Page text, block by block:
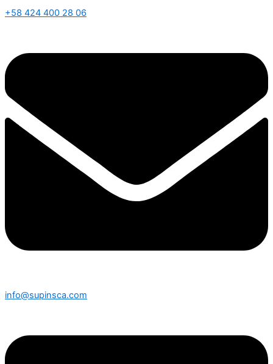
+58 424 400 28 06
info@supinsca.com